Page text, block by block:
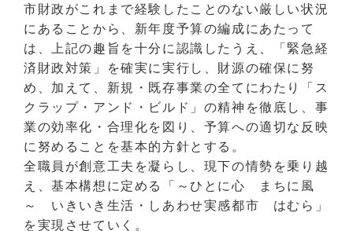
市財政がこれまで経験したことのない厳しい状況
にあることから、新年度予算の編成にあたって
は、上記の趣旨を十分に認識したうえ、「緊急経
済財政対策」を確実に実行し、財源の確保に努
め、加えて、新規・既存事業の全てにわたり「ス
クラップ・アンド・ビルド」の精神を徹底し、事
業の効率化・合理化を図り、予算への適切な反映
に努めることを基本的方針とする。
全職員が創意工夫を凝らし、現下の情勢を乗り越
え、基本構想に定める「～ひとに心 まちに風
～ いきいき生活・しあわせ実感都市 はむら」
を実現させていく。